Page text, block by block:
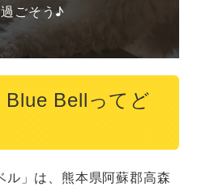
ごそう♪
Blue Bellってど
ル」は、熊本県阿蘇郡高森